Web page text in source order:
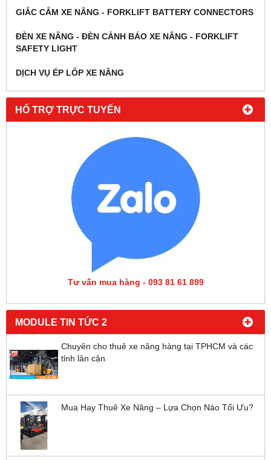
GIẮC CẮM XE NÂNG - FORKLIFT BATTERY CONNECTORS
ĐÈN XE NÂNG - ĐÈN CẢNH BÁO XE NÂNG - FORKLIFT
SAFETY LIGHT
DỊCH VỤ ÉP LỐP XE NÂNG
HỔ TRỢ TRỰC TUYẾN
Tư vấn mua hàng - 093 81 61 899
MODULE TIN TỨC 2
Chuyên cho thuê xe nâng hàng tại TPHCM và các
tỉnh lân cận
Mua Hay Thuê Xe Nâng – Lựa Chọn Nào Tối Ưu?